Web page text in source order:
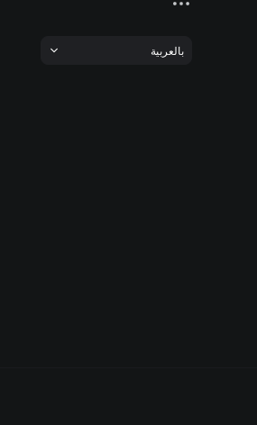
بالعربية